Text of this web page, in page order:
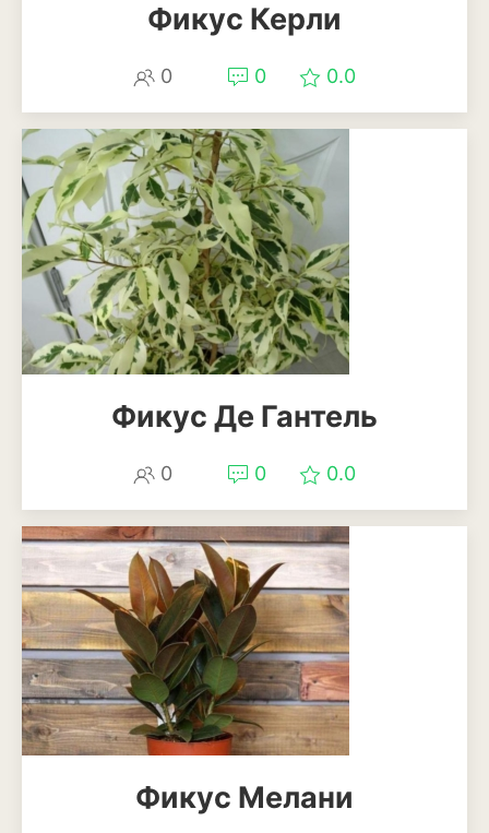
Сосна
Спирея
Туя
Тысячелистник
Чубушник (жасмин)
Овощи
Брюссельская капуста
Кабачки
Капуста
Капуста кольраби
Картофель
Листовая капуста
Лук
Фикус Керли
0 0 0.0
Фикус Де Гантель
0 0 0.0
Фикус Мелани